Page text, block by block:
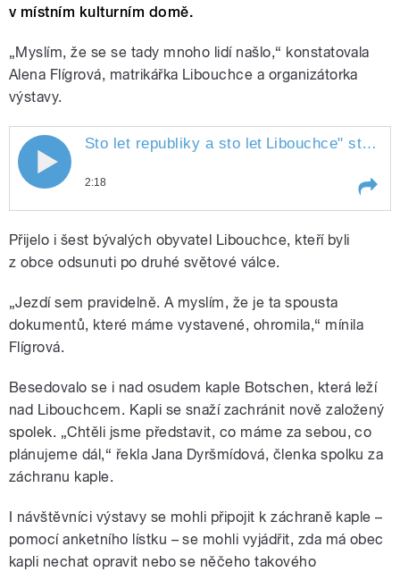
v místním kulturním domě.
„Myslím, že se se tady mnoho lidí našlo,“ konstatovala
Alena Flígrová, matrikářka Libouchce a organizátorka
výstavy.
Sto let republiky a sto let Libouchce
pause
Sto let republiky a sto let Libouchce" style="">
2:18
Přijelo i šest bývalých obyvatel Libouchce, kteří byli
z obce odsunuti po druhé světové válce.
„Jezdí sem pravidelně. A myslím, že je ta spousta
dokumentů, které máme vystavené, ohromila,“ mínila
Flígrová.
Besedovalo se i nad osudem kaple Botschen, která leží
nad Libouchcem. Kapli se snaží zachránit nově založený
spolek. „Chtěli jsme představit, co máme za sebou, co
plánujeme dál,“ řekla Jana Dyršmídová, členka spolku za
záchranu kaple.
I návštěvníci výstavy se mohli připojit k záchraně kaple –
pomocí anketního lístku – se mohli vyjádřit, zda má obec
kapli nechat opravit nebo se něčeho takového